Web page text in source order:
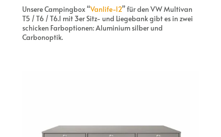
Unsere Campingbox “Vanlife-l2” für den VW Multivan
T5 / T6 / T6.1 mit 3er Sitz- und Liegebank gibt es in zwei
schicken Farboptionen: Aluminium silber und
Carbonoptik.